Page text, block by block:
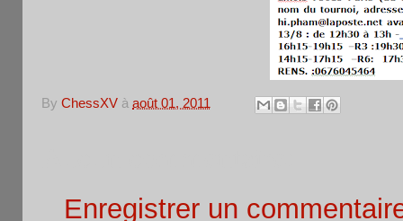
By ChessXV à août 01, 2011
Enregistrer un